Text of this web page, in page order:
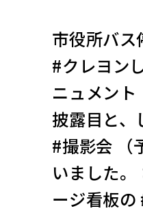
市役所バス
#クレヨン
ニュメント
披露目と、
#撮影会 （
いました。
ージ看板の